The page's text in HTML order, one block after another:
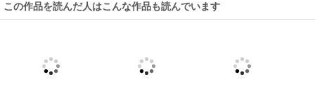
この作品を読んだ人はこんな作品も読んでいます